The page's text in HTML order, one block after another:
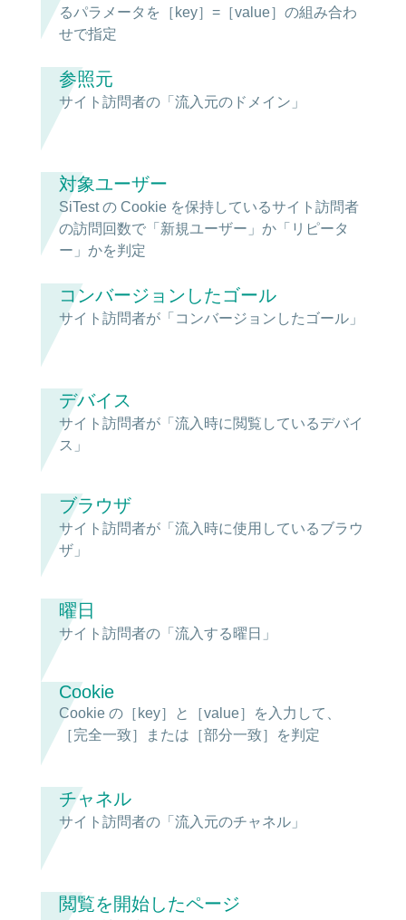
るパラメータを［key］=［value］の組み合わ
せで指定
参照元
サイト訪問者の「流入元のドメイン」
対象ユーザー
SiTest の Cookie を保持しているサイト訪問者
の訪問回数で「新規ユーザー」か「リピータ
ー」かを判定
コンバージョンしたゴール
サイト訪問者が「コンバージョンしたゴール」
デバイス
サイト訪問者が「流入時に閲覧しているデバイ
ス」
ブラウザ
サイト訪問者が「流入時に使用しているブラウ
ザ」
曜日
サイト訪問者の「流入する曜日」
Cookie
Cookie の［key］と［value］を入力して、
［完全一致］または［部分一致］を判定
チャネル
サイト訪問者の「流入元のチャネル」
閲覧を開始したページ